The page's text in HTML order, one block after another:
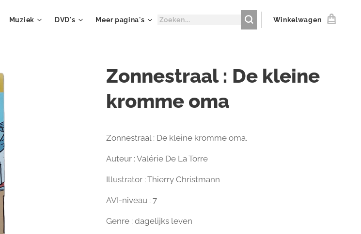
Muziek DVD's Meer pagina's Winkelwagen
Zonnestraal : De kleine
kromme oma
Zonnestraal : De kleine kromme oma.
Auteur : Valérie De La Torre
Illustrator : Thierry Christmann
AVI-niveau : 7
Genre : dagelijks leven